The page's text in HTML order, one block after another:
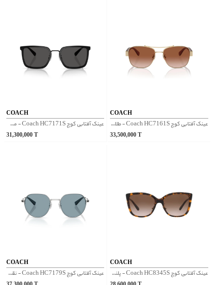
COACH
عینک آفتابی کوچ Coach HC7171S - مشکی
31,300,000T
COACH
عینک آفتابی کوچ Coach HC7161S - طلایی
33,500,000 T
COACH
عینک آفتابی کوچ Coach HC7179S - نقره‌ای
COACH
عینک آفتابی کوچ Coach HC8345S - پلنگی